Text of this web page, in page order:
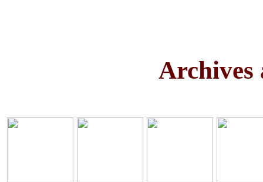
Archives